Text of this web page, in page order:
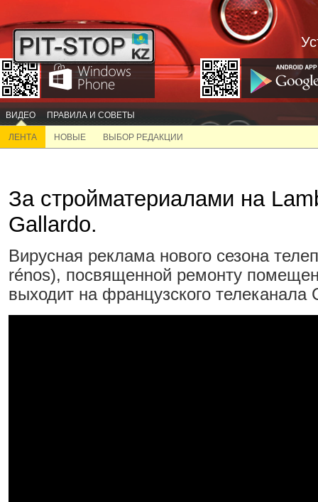
ВИДЕО ПРАВИЛА И СОВЕТЫ
ЛЕНТА НОВЫЕ ВЫБОР РЕДАКЦИИ
За стройматериалами на
Gallardo.
Вирусная реклама нового сезона
rénos), посвященной ремонту
выходит на французского телеканала